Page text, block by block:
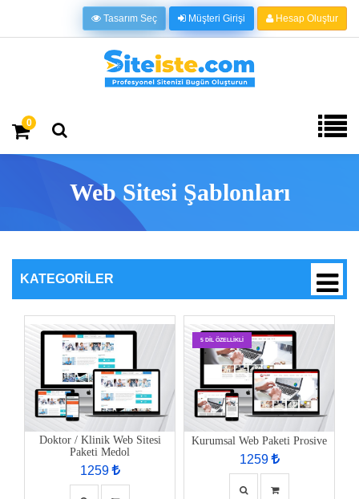
Tasarım Seç Müşteri Girişi Hesap Oluştur
0
Web Sitesi Şablonları
KATEGORILER
Doktor / Klinik Web Sitesi
Paketi Medol
1259
5 DIL ÖZELLIKLI
Kurumsal Web Paketi Prosive
1259